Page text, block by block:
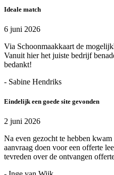
Ideale match
6 juni 2026
Via Schoonmaakkaart de
Vanuit hier het juiste bedrijf
bedankt!
- Sabine Hendriks
Eindelijk een goede site gevonden
2 juni 2026
Na even gezocht te hebben
aanvraag doen voor een offerte
tevreden over de ontvangen